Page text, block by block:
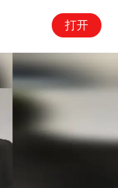
打开